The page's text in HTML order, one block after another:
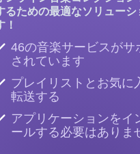
るための最適なソリューシ
！
46の音楽サービスがサ
されています
プレイリストとお気に
転送する
アプリケーションをイ
ールする必要はありま